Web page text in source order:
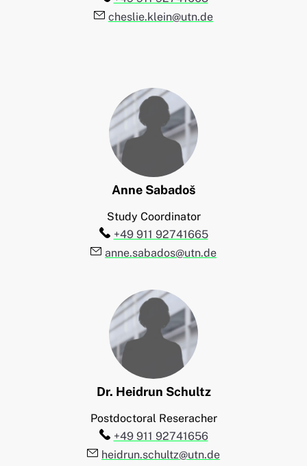
E-Mail:
cheslie.klein@utn.de
Anne Sabadoš
Study Coordinator
Telefon:
+49 911 92741665
E-Mail:
anne.sabados@utn.de
Dr. Heidrun Schultz
Postdoctoral Reseracher
Telefon:
+49 911 92741656
E-Mail:
heidrun.schultz@utn.de